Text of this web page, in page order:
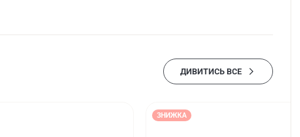
ДИВИТИСЬ ВСЕ
ЗНИЖКА